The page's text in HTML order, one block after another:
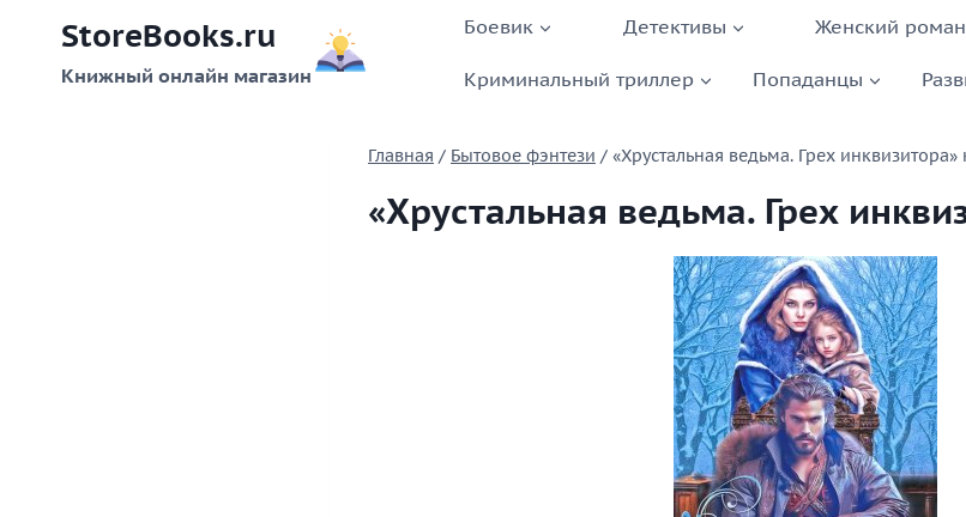
содержимому
StoreBooks.ru
Книжный онлайн магазин
Боевик Детективы Женский роман
Криминальный триллер Попаданцы
Главная / Бытовое фэнтези / «Хрустальная ведьма. Грех инквизитора»
«Хрустальная ведьма. Грех